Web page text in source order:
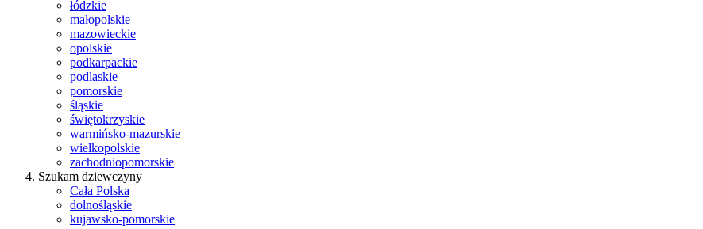
łódzkie
małopolskie
mazowieckie
opolskie
podkarpackie
podlaskie
pomorskie
śląskie
świętokrzyskie
warmińsko-mazurskie
wielkopolskie
zachodniopomorskie
Szukam dziewczyny
Cała Polska
dolnośląskie
kujawsko-pomorskie